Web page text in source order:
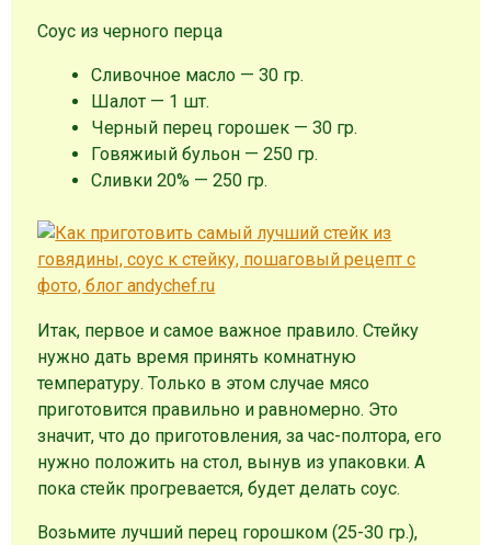
Соус из черного перца
Сливочное масло — 30 гр.
Шалот — 1 шт.
Черный перец горошек — 30 гр.
Говяжиый бульон — 250 гр.
Сливки 20% — 250 гр.
Итак, первое и самое важное правило. Стейку
нужно дать время принять комнатную
температуру. Только в этом случае мясо
приготовится правильно и равномерно. Это
значит, что до приготовления, за час-полтора, его
нужно положить на стол, вынув из упаковки. А
пока стейк прогревается, будет делать соус.
Возьмите лучший перец горошком (25-30 гр.),